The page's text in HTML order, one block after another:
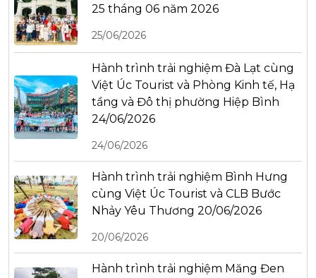
25 tháng 06 năm 2026
25/06/2026
Hành trình trải nghiệm Đà Lạt cùng
Việt Úc Tourist và Phòng Kinh tế, Hạ
tầng và Đô thị phường Hiệp Bình
24/06/2026
24/06/2026
Hành trình trải nghiệm Bình Hưng
cùng Việt Úc Tourist và CLB Bước
Nhảy Yêu Thương 20/06/2026
20/06/2026
Hành trình trải nghiệm Măng Đen